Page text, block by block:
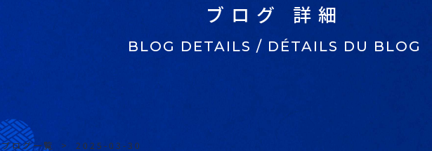
ブログ 詳細
BLOG DETAILS / DÉTAILS DU BLOG
ブログ一覧 > 2025-03-30